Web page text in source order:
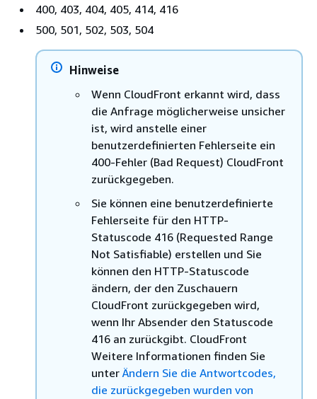
400, 403, 404, 405, 414, 416
500, 501, 502, 503, 504
Hinweise
Wenn CloudFront erkannt wird, dass
die Anfrage möglicherweise unsicher
ist, wird anstelle einer
benutzerdefinierten Fehlerseite ein
400-Fehler (Bad Request) CloudFront
zurückgegeben.
Sie können eine benutzerdefinierte
Fehlerseite für den HTTP-
Statuscode 416 (Requested Range
Not Satisfiable) erstellen und Sie
können den HTTP-Statuscode
ändern, der den Zuschauern
CloudFront zurückgegeben wird,
wenn Ihr Absender den Statuscode
416 an zurückgibt. CloudFront
Weitere Informationen finden Sie
unterÄndern Sie die Antwortcodes,
die zurückgegeben wurden von